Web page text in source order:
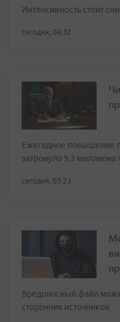
Интенсивность стоит
сегодня, 04:32
Ежегодное повышение
затронуло 9,3 миллиона
сегодня, 03:23
Вредоносный файл
сторонних источников